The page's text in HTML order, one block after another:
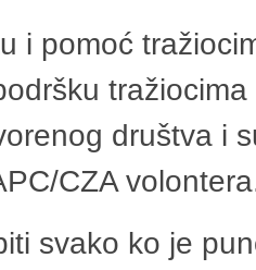
i pomoć
društva i
CZA
svako ko je